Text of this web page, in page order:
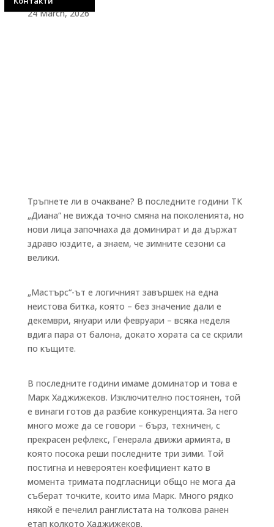
24 March, 2026
Тръпнете ли в очакване? В последните години ТК
„Диана“ не вижда точно смяна на поколенията, но
нови лица започнаха да доминират и да държат
здраво юздите, а знаем, че зимните сезони са
велики.
„Мастърс“-ът е логичният завършек на една
неистова битка, която – без значение дали е
декември, януари или февруари – всяка неделя
вдига пара от балона, докато хората са се скрили
по къщите.
В последните години имаме доминатор и това е
Марк Хаджижеков. Изключително постоянен, той
е винаги готов да разбие конкуренцията. За него
много може да се говори – бърз, техничен, с
прекрасен рефлекс, Генерала движи армията, в
която посока реши последните три зими. Той
постигна и невероятен коефициент като в
момента тримата подгласници общо не мога да
съберат точките, които има Марк. Много рядко
някой е печелил ранглистата на толкова ранен
етап колкото Хаджижеков.